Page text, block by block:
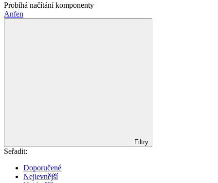
Probíhá načítání komponenty
Anfen
Filtry
Seřadit:
Doporučené
Nejlevnější